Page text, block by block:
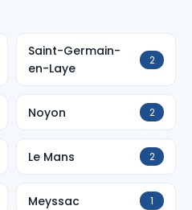
Saint-Germain-
en-Laye
2
Noyon 2
Le Mans 2
Meyssac 1